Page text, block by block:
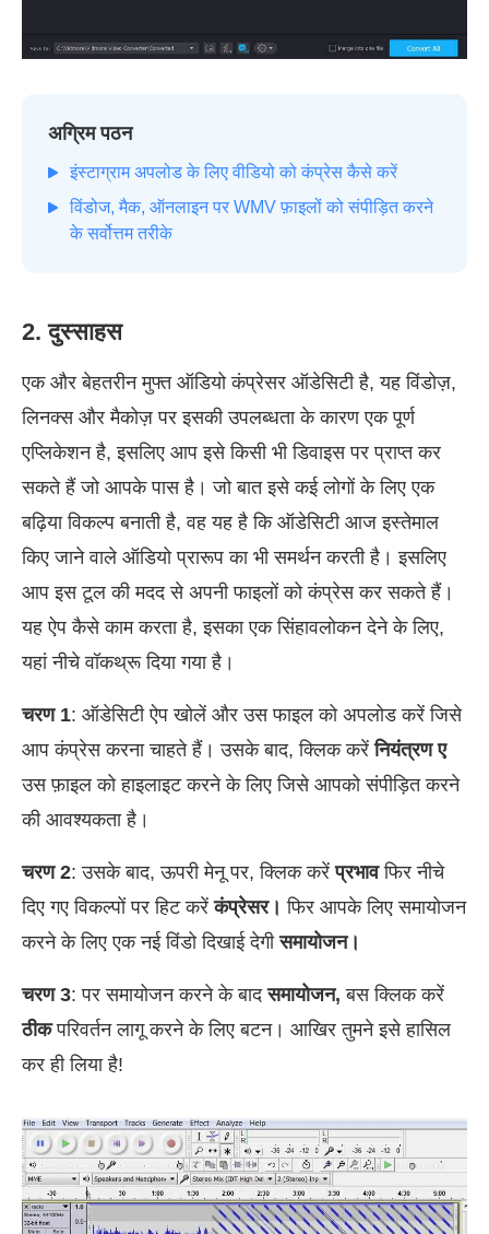
अग्रिम पठन
इंस्टाग्राम अपलोड के लिए वीडियो को कंप्रेस कैसे करें
विंडोज, मैक, ऑनलाइन पर WMV फ़ाइलों को संपीड़ित करने
के सर्वोत्तम तरीके
2. दुस्साहस
एक और बेहतरीन मुफ्त ऑडियो कंप्रेसर ऑडेसिटी है, यह विंडोज़,
लिनक्स और मैकोज़ पर इसकी उपलब्धता के कारण एक पूर्ण
एप्लिकेशन है, इसलिए आप इसे किसी भी डिवाइस पर प्राप्त कर
सकते हैं जो आपके पास है। जो बात इसे कई लोगों के लिए एक
बढ़िया विकल्प बनाती है, वह यह है कि ऑडेसिटी आज इस्तेमाल
किए जाने वाले ऑडियो प्रारूप का भी समर्थन करती है। इसलिए
आप इस टूल की मदद से अपनी फाइलों को कंप्रेस कर सकते हैं।
यह ऐप कैसे काम करता है, इसका एक सिंहावलोकन देने के लिए,
यहां नीचे वॉकथ्रू दिया गया है।
चरण 1: ऑडेसिटी ऐप खोलें और उस फाइल को अपलोड करें जिसे
आप कंप्रेस करना चाहते हैं। उसके बाद, क्लिक करेंनियंत्रण ए
उस फ़ाइल को हाइलाइट करने के लिए जिसे आपको संपीड़ित करने
की आवश्यकता है।
चरण 2: उसके बाद, ऊपरी मेनू पर, क्लिक करेंप्रभावफिर नीचे
दिए गए विकल्पों पर हिट करेंकंप्रेसर। फिर आपके लिए समायोजन
करने के लिए एक नई विंडो दिखाई देगीसमायोजन।
चरण 3: पर समायोजन करने के बादसमायोजन, बस क्लिक करें
ठीकपरिवर्तन लागू करने के लिए बटन। आखिर तुमने इसे हासिल
कर ही लिया है!